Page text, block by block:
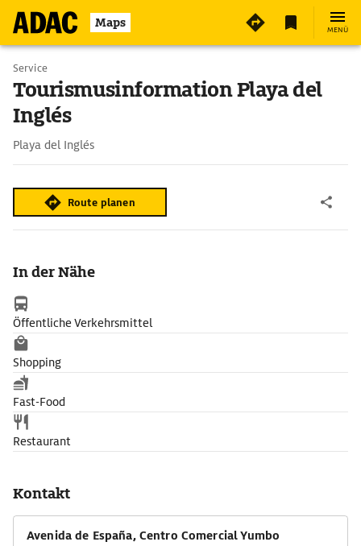
Maps MENÜ
Service
Tourismusinformation Playa del
Inglés
Playa del Inglés
Route planen
In der Nähe
Öffentliche Verkehrsmittel
Shopping
Fast-Food
Restaurant
Kontakt
Avenida de España, Centro Comercial Yumbo